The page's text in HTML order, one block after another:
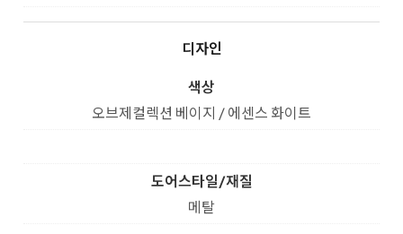
디자인
색상
오브제컬렉션 베이지 / 에센스 화이트
도어스타일/재질
메탈